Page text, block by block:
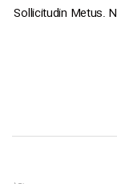
Sollicitudin Metus.